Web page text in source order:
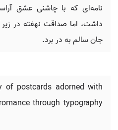
نامه‌ای که با چاشنی عشق
داشت، اما صداقت نهفته در زیر
جان سالم به در برد.
postcards adorned with
through typography